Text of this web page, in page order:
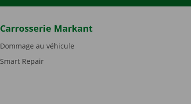
Carrosserie Markant
Dommage au véhicule
Smart Repair